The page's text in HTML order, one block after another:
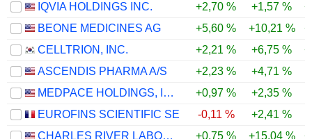
IQVIA HOLDINGS INC.
+2,70 % +1,57 %
BEONE MEDICINES AG
+5,60 % +10,21 %
CELLTRION, INC.
+2,21 % +6,75 %
ASCENDIS PHARMA A/S
+2,23 % +4,71 %
MEDPACE HOLDINGS, INC.
+0,97 % +2,35 %
EUROFINS SCIENTIFIC SE
-0,11 % +2,41 %
CHARLES RIVER LABORATORIES INTERNATIONAL, INC.
+0,75 % +15,04 %